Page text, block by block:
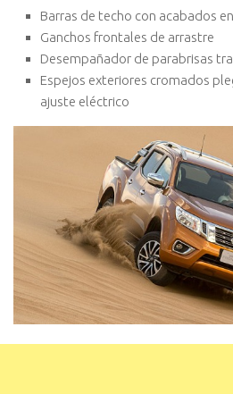
Barras de techo con acabados
Ganchos frontales de arrastre
Desempañador de parabrisas
Espejos exteriores cromados
ajuste eléctrico